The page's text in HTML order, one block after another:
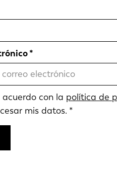
acuerdo con la política de
mis datos.